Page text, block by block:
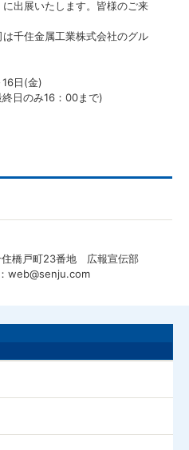
に出展いたします。皆様のご来
千住金属工業株式会社のグル
16日(金)
終日のみ16 ： 00まで)
橋戸町23番地 広報宣伝部
web@senju.com